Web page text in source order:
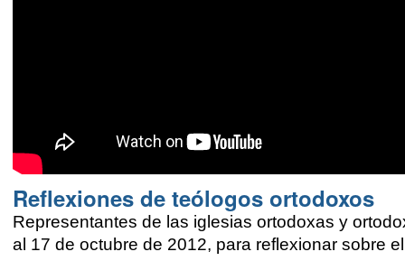
Reflexiones de teólogos ortodoxos
Representantes de las iglesias ortodoxas y
al 17 de octubre de 2012, para reflexionar sobre